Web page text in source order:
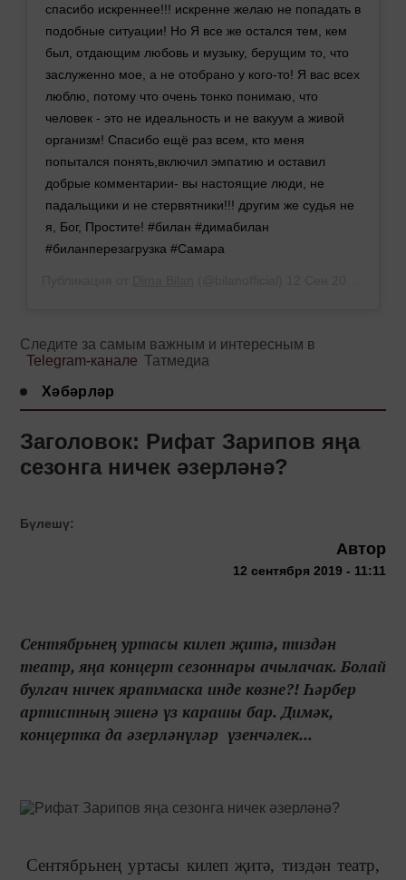
спасибо искреннее!!! искренне желаю не попадать в
подобные ситуации! Но Я все же остался тем, кем
был, отдающим любовь и музыку, берущим то, что
заслуженно мое, а не отобрано у кого-то! Я вас всех
люблю, потому что очень тонко понимаю, что
человек - это не идеальность и не вакуум а живой
организм! Спасибо ещё раз всем, кто меня
попытался понять,включил эмпатию и оставил
добрые комментарии- вы настоящие люди, не
падальщики и не стервятники!!! другим же судья не
я, Бог, Простите! #билан #димабилан
#биланперезагрузка #Самара
Следите за самым важным и интересным в
Telegram-канале Татмедиа
Хәбәрләр
Заголовок: Рифат Зарипов яңа
сезонга ничек әзерләнә?
Бүлешү:
Автор
12 сентября 2019 - 11:11
Сентябрьнең уртасы килеп җитә, тиздән
театр, яңа концерт сезоннары ачылачак. Болай
булгач ничек яратмаска инде көзне?! Һәрбер
артистның эшенә үз карашы бар. Димәк,
концертка да әзерләнүләр үзенчәлек...
Сентябрьнең уртасы килеп җитә, тиздән театр,